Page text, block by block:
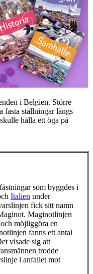
i Belgien. Större
fasta ställningar längs
hålla ett öga på
som byggdes i
Italien under
fick sitt namn
Maginotlinjen
möjliggöra en
fanns ett antal
visade sig att
trodde
i anfallet mot